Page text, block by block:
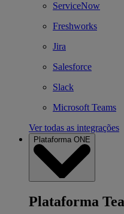
ServiceNow
Freshworks
Jira
Salesforce
Slack
Microsoft Teams
Ver todas as integrações
Plataforma ONE
Plataforma